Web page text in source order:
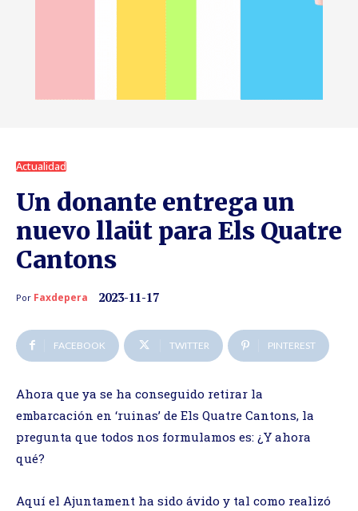
Actualidad
Un donante entrega un
nuevo llaüt para Els Quatre
Cantons
Por Faxdepera 2023-11-17
FACEBOOK TWITTER PINTEREST
Ahora que ya se ha conseguido retirar la
embarcación en ‘ruinas’ de Els Quatre Cantons, la
pregunta que todos nos formulamos es: ¿Y ahora
qué?
Aquí el Ajuntament ha sido ávido y tal como realizó